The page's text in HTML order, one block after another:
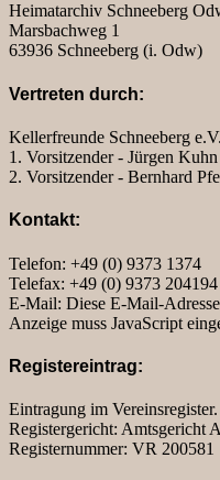
Heimatarchiv Schneeberg
Marsbachweg 1
63936 Schneeberg (i. Odw)
Vertreten durch:
Kellerfreunde Schneeberg e.V.
1. Vorsitzender - Jürgen Kuhn
2. Vorsitzender - Bernhard
Kontakt:
Telefon: +49 (0) 9373 1374
Telefax: +49 (0) 9373 204194
E-Mail: Diese E-Mail-
Anzeige muss JavaScript
Registereintrag:
Eintragung im Vereinsregister.
Registergericht: Amtsgericht
Registernummer: VR 200581